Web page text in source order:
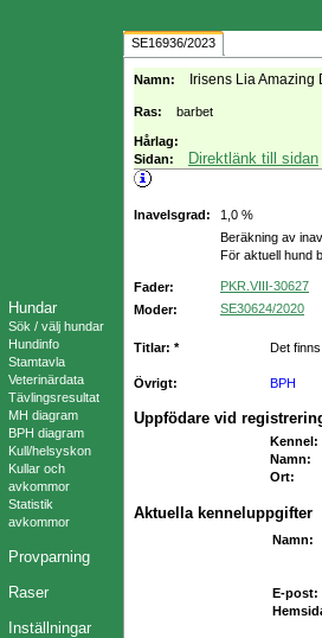
Hundar
Sök / välj hundar
Hundinfo
Stamtavla
Veterinärdata
Tävlingsresultat
MH diagram
BPH diagram
Kull/helsyskon
Kullar och
avkommor
Statistik
avkommor
Provparning
Raser
Inställningar
SE16936/2023
Namn: Irisens Lia Amazing
Ras: barbet
Hårlag:
Sidan:
Direktlänk till sidan
Inavelsgrad:
1,0 %
Beräkning av
För aktuell hund
Fader: PKR.VIII-30627
Moder:
SE30624/2020
Titlar: * Det
Övrigt: BPH
Uppfödare vid
Kennel :
Namn:
Ort:
Aktuella kenneluppgifter
Namn:
E-post: